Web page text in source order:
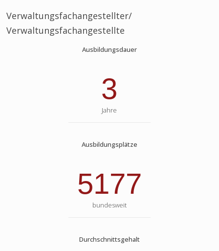
Verwaltungsfachangestellter/
Verwaltungsfachangestellte
Ausbildungsdauer
3
Jahre
Ausbildungsplätze
5177
bundesweit
Durchschnittsgehalt